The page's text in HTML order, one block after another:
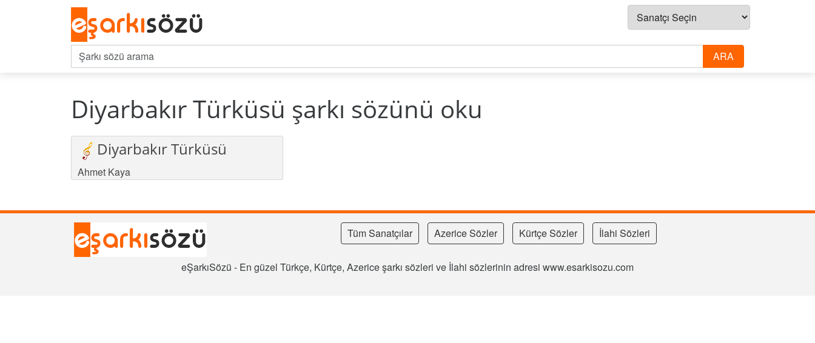
Diyarbakır Türküsü şarkı sözünü oku
Diyarbakır Türküsü
Ahmet Kaya
Tüm Sanatçılar Azerice Sözler Kürtçe Sözler İlahi Sözleri
eŞarkıSözü - En güzel Türkçe, Kürtçe, Azerice şarkı sözleri ve İlahi sözlerinin adresi www.esarkisozu.com